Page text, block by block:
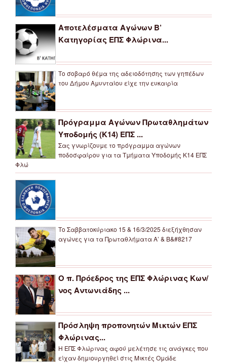
Αποτελέσματα Αγώνων Β’
Κατηγορίας ΕΠΣ Φλώρινα...
Το σοβαρό θέμα της αδειοδότησης των γηπέδων
του Δήμου Αμυνταίου είχε την ευκαιρία
Πρόγραμμα Αγώνων Πρωταθλημάτων
Υποδομής (Κ14) ΕΠΣ ...
Σας γνωρίζουμε το πρόγραμμα αγώνων
ποδοσφαίρου για τα Τμήματα Υποδομής Κ14 ΕΠΣ
Φλώ
Το Σαββατοκύριακο 15 & 16/3/2025 διεξήχθησαν
αγώνες για τα Πρωταθλήματα Α’ & Β&#8217
Ο π. Πρόεδρος της ΕΠΣ Φλώρινας Κων/
νος Αντωνιάδης ...
Πρόσληψη προπονητών Μικτών ΕΠΣ
Φλώρινας...
Η ΕΠΣ Φλώρινας αφού μελέτησε τις ανάγκες που
είχαν δημιουργηθεί στις Μικτές Ομάδε